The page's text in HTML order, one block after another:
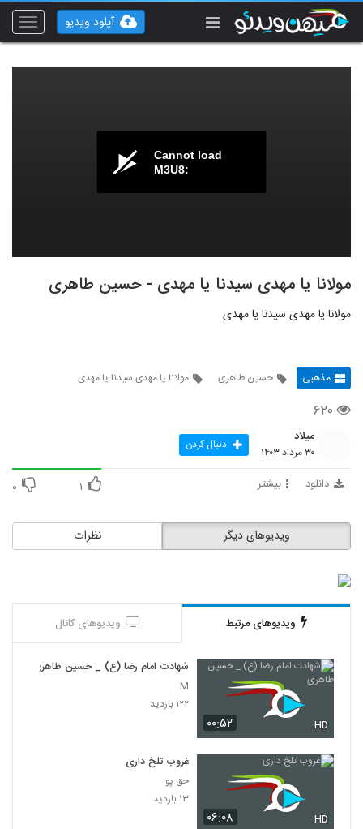
Toggle
آپلود ویدیو
Cannot load
M3U8:
مولانا یا مهدی سیدنا یا مهدی - حسین طاهری
مولانا یا مهدی سیدنا یا مهدی
مذهبی حسین طاهری مولانا یا مهدی سیدنا یا مهدی
۶۲۰
میلاد
۳۰ مرداد ۱۴۰۳ دنبال کردن
دانلود بیشتر ۱ ۰
نظرات ویدیوهای دیگر
ویدیوهای مرتبط ویدیوهای کانال
۰۰:۵۲ HD
شهادت امام رضا (ع) _ حسین طاهری
M
۱۲۲ بازدید
۰۶:۰۸ HD
غروب تلخ داری
حق پو
۱۳ بازدید